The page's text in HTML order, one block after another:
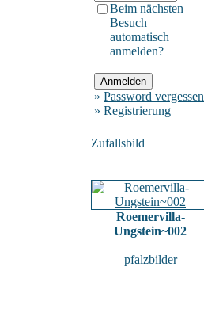
Beim nächsten
Besuch
automatisch
anmelden?
» Password vergessen
» Registrierung
Zufallsbild
Roemervilla-
Ungstein~002
pfalzbilder